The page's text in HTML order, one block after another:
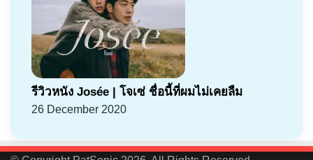
รีวิวหนัง Josée | โจเซ่ ชื่อนี้ที่ผมไม่เคยลืม
26 December 2020